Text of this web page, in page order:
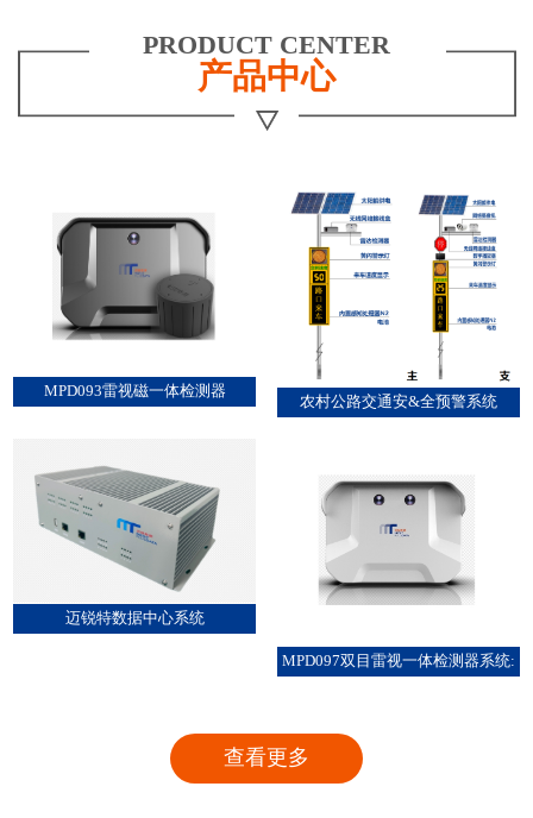
PRODUCT CENTER
产品中心
MPD093雷视磁一体检测器
农村公路交通安&全预警系统
迈锐特数据中心系统
MPD097双目雷视一体检测器系统:
查看更多